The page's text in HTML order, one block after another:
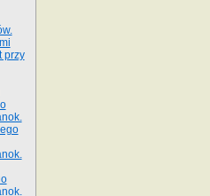
przy